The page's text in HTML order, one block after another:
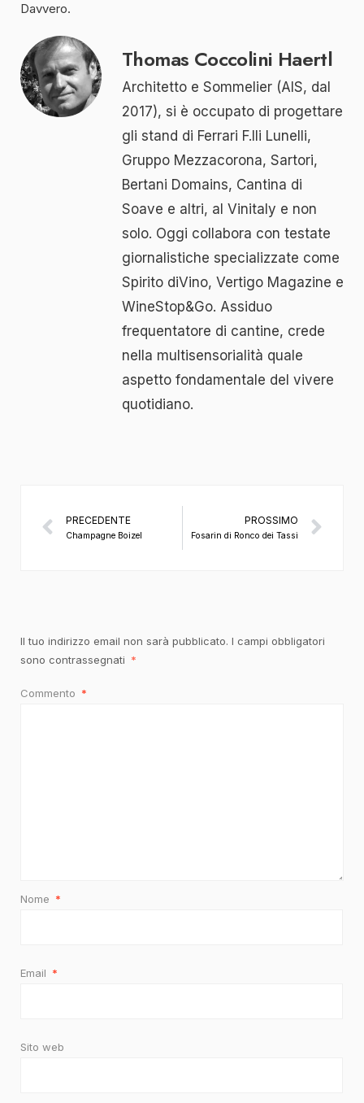
Davvero.
Thomas Coccolini Haertl
Architetto e Sommelier (AIS, dal
2017), si è occupato di progettare
gli stand di Ferrari F.lli Lunelli,
Gruppo Mezzacorona, Sartori,
Bertani Domains, Cantina di
Soave e altri, al Vinitaly e non
solo. Oggi collabora con testate
giornalistiche specializzate come
Spirito diVino, Vertigo Magazine e
WineStop&Go. Assiduo
frequentatore di cantine, crede
nella multisensorialità quale
aspetto fondamentale del vivere
quotidiano.
PRECEDENTE
Champagne Boizel
PROSSIMO
Fosarin di Ronco dei Tassi
Il tuo indirizzo email non sarà pubblicato. I campi obbligatori
sono contrassegnati *
Commento *
Nome *
Email *
Sito web